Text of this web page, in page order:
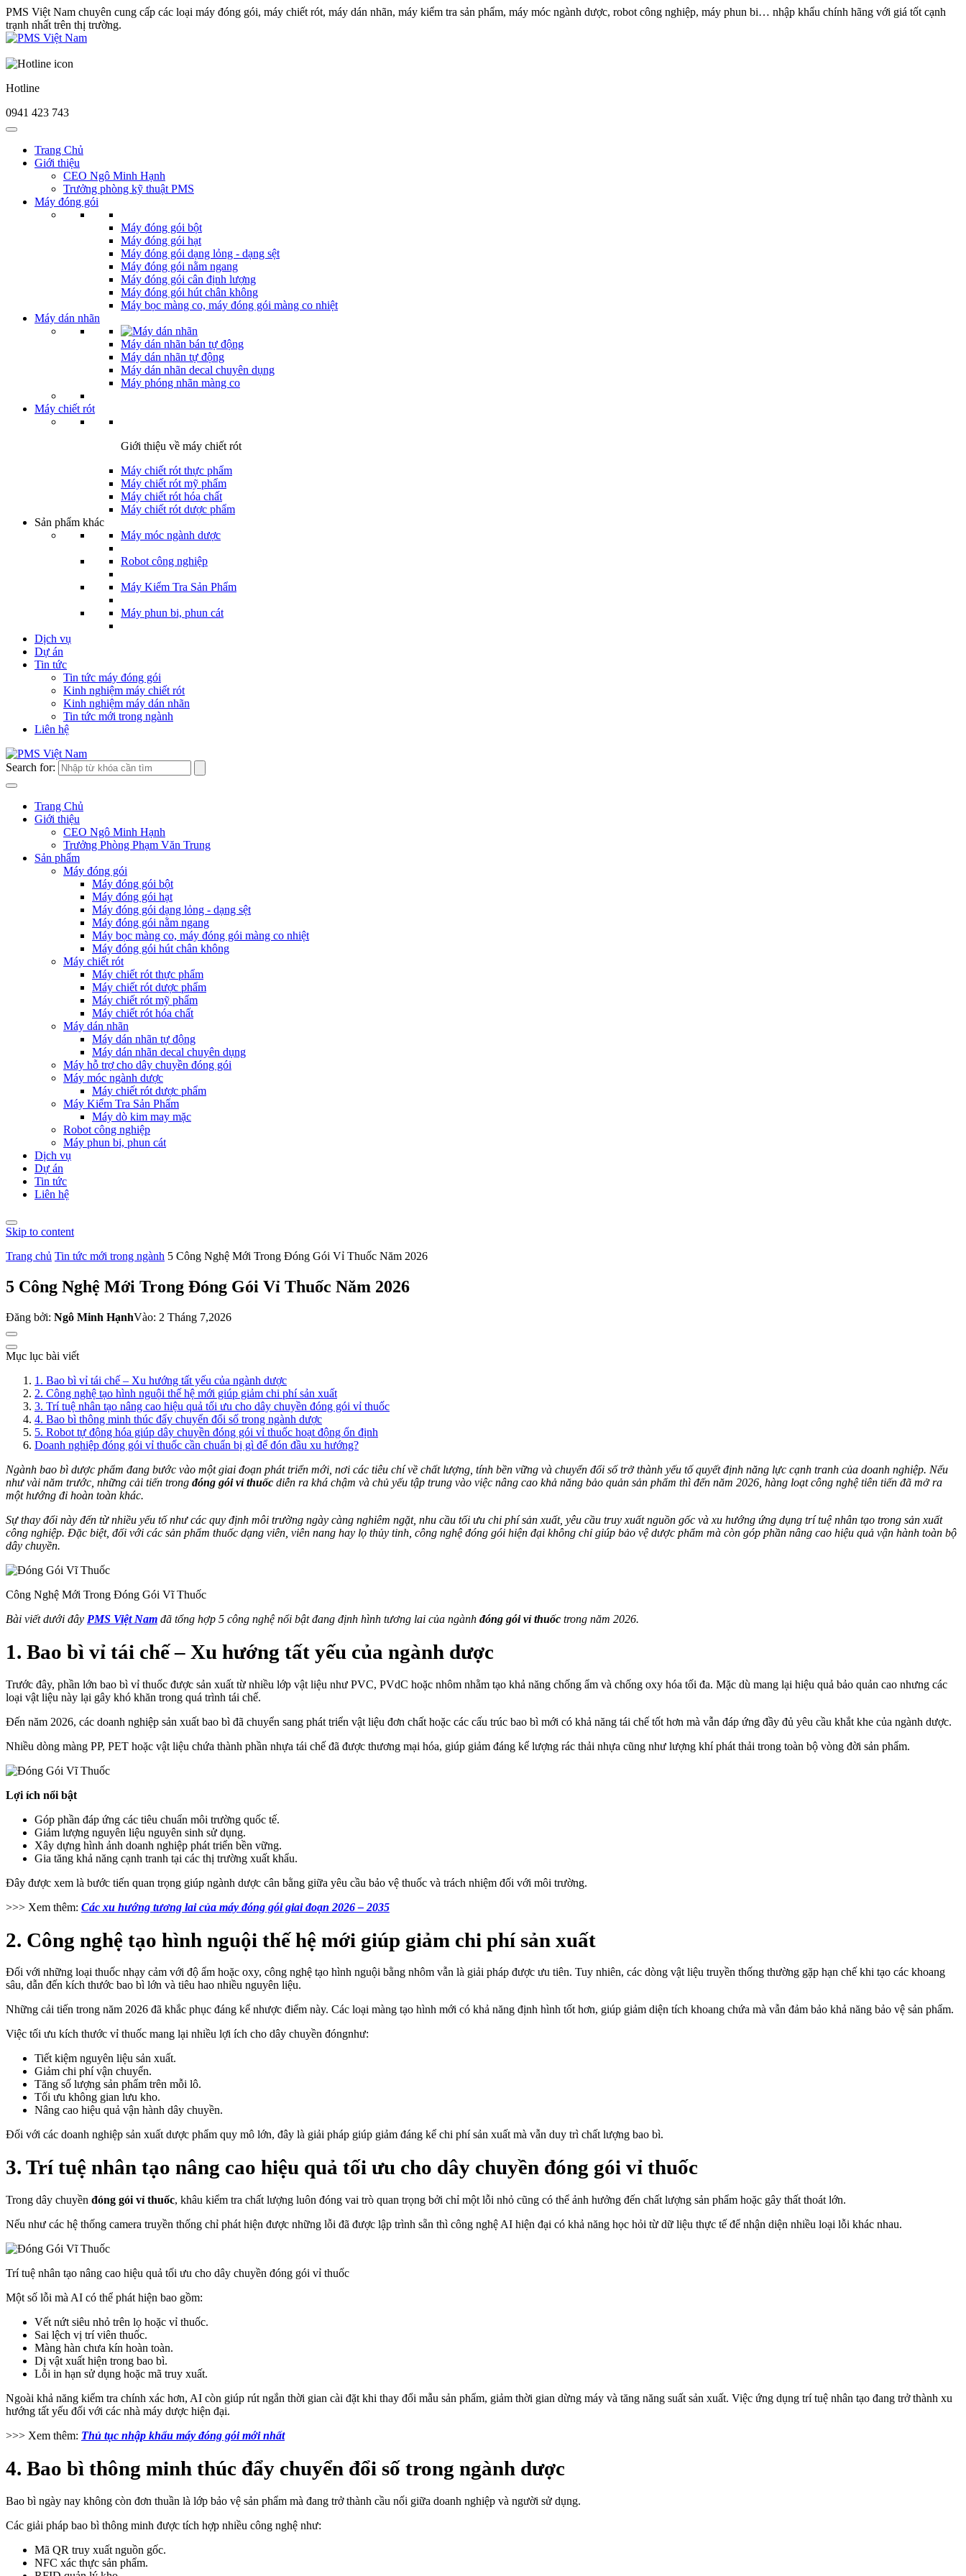
PMS Việt Nam chuyên cung cấp các loại máy đóng gói, máy chiết rót, máy dán nhãn, máy kiểm tra sản phẩm, máy móc ngành dược, robot công nghiệp, máy phun bi… nhập khẩu chính hãng với giá tốt cạnh
trạnh nhất trên thị trường.
Hotline
0941 423 743
Trang Chủ
Giới thiệu
CEO Ngô Minh Hạnh
Trưởng phòng kỹ thuật PMS
Máy đóng gói
Máy đóng gói bột
Máy đóng gói hạt
Máy đóng gói dạng lỏng - dạng sệt
Máy đóng gói nằm ngang
Máy đóng gói cân định lượng
Máy đóng gói hút chân không
Máy bọc màng co, máy đóng gói màng co nhiệt
Máy dán nhãn
Máy dán nhãn bán tự động
Máy dán nhãn tự động
Máy dán nhãn decal chuyên dụng
Máy phóng nhãn màng co
Máy chiết rót
Giới thiệu về máy chiết rót
Máy chiết rót thực phẩm
Máy chiết rót mỹ phẩm
Máy chiết rót hóa chất
Máy chiết rót dược phẩm
Sản phẩm khác
Máy móc ngành dược
Robot công nghiệp
Máy Kiểm Tra Sản Phẩm
Máy phun bi, phun cát
Dịch vụ
Dự án
Tin tức
Tin tức máy đóng gói
Kinh nghiệm máy chiết rót
Kinh nghiệm máy dán nhãn
Tin tức mới trong ngành
Liên hệ
Search for:
Trang Chủ
Giới thiệu
CEO Ngô Minh Hạnh
Trưởng Phòng Phạm Văn Trung
Sản phẩm
Máy đóng gói
Máy đóng gói bột
Máy đóng gói hạt
Máy đóng gói dạng lỏng - dạng sệt
Máy đóng gói nằm ngang
Máy bọc màng co, máy đóng gói màng co nhiệt
Máy đóng gói hút chân không
Máy chiết rót
Máy chiết rót thực phẩm
Máy chiết rót dược phẩm
Máy chiết rót mỹ phẩm
Máy chiết rót hóa chất
Máy dán nhãn
Máy dán nhãn tự động
Máy dán nhãn decal chuyên dụng
Máy hỗ trợ cho dây chuyền đóng gói
Máy móc ngành dược
Máy chiết rót dược phẩm
Máy Kiểm Tra Sản Phẩm
Máy dò kim may mặc
Robot công nghiệp
Máy phun bi, phun cát
Dịch vụ
Dự án
Tin tức
Liên hệ
Skip to content
Trang chủ Tin tức mới trong ngành 5 Công Nghệ Mới Trong Đóng Gói Vỉ Thuốc Năm 2026
5 Công Nghệ Mới Trong Đóng Gói Vỉ Thuốc Năm 2026
Đăng bởi: Ngô Minh HạnhVào: 2 Tháng 7,2026
Mục lục bài viết
1. Bao bì vỉ tái chế – Xu hướng tất yếu của ngành dược
2. Công nghệ tạo hình nguội thế hệ mới giúp giảm chi phí sản xuất
3. Trí tuệ nhân tạo nâng cao hiệu quả tối ưu cho dây chuyền đóng gói vỉ thuốc
4. Bao bì thông minh thúc đẩy chuyển đổi số trong ngành dược
5. Robot tự động hóa giúp dây chuyền đóng gói vỉ thuốc hoạt động ổn định
Doanh nghiệp đóng gói vỉ thuốc cần chuẩn bị gì để đón đầu xu hướng?
Ngành bao bì dược phẩm đang bước vào một giai đoạn phát triển mới, nơi các tiêu chí về chất lượng, tính bền vững và chuyển đổi số trở thành yếu tố quyết định năng lực cạnh tranh của doanh nghiệp. Nếu
như vài năm trước, những cải tiến trong đóng gói vỉ thuốc diễn ra khá chậm và chủ yếu tập trung vào việc nâng cao khả năng bảo quản sản phẩm thì đến năm 2026, hàng loạt công nghệ tiên tiến đã mở ra
một hướng đi hoàn toàn khác.
Sự thay đổi này đến từ nhiều yếu tố như các quy định môi trường ngày càng nghiêm ngặt, nhu cầu tối ưu chi phí sản xuất, yêu cầu truy xuất nguồn gốc và xu hướng ứng dụng trí tuệ nhân tạo trong sản xuất
công nghiệp. Đặc biệt, đối với các sản phẩm thuốc dạng viên, viên nang hay lọ thủy tinh, công nghệ đóng gói hiện đại không chỉ giúp bảo vệ dược phẩm mà còn góp phần nâng cao hiệu quả vận hành toàn bộ
dây chuyền.
Công Nghệ Mới Trong Đóng Gói Vĩ Thuốc
Bài viết dưới đây PMS Việt Nam đã tổng hợp 5 công nghệ nổi bật đang định hình tương lai của ngành đóng gói vỉ thuốc trong năm 2026.
1. Bao bì vỉ tái chế – Xu hướng tất yếu của ngành dược
Trước đây, phần lớn bao bì vỉ thuốc được sản xuất từ nhiều lớp vật liệu như PVC, PVdC hoặc nhôm nhằm tạo khả năng chống ẩm và chống oxy hóa tối đa. Mặc dù mang lại hiệu quả bảo quản cao nhưng các
loại vật liệu này lại gây khó khăn trong quá trình tái chế.
Đến năm 2026, các doanh nghiệp sản xuất bao bì đã chuyển sang phát triển vật liệu đơn chất hoặc các cấu trúc bao bì mới có khả năng tái chế tốt hơn mà vẫn đáp ứng đầy đủ yêu cầu khắt khe của ngành dược.
Nhiều dòng màng PP, PET hoặc vật liệu chứa thành phần nhựa tái chế đã được thương mại hóa, giúp giảm đáng kể lượng rác thải nhựa cũng như lượng khí phát thải trong toàn bộ vòng đời sản phẩm.
Lợi ích nổi bật
Góp phần đáp ứng các tiêu chuẩn môi trường quốc tế.
Giảm lượng nguyên liệu nguyên sinh sử dụng.
Xây dựng hình ảnh doanh nghiệp phát triển bền vững.
Gia tăng khả năng cạnh tranh tại các thị trường xuất khẩu.
Đây được xem là bước tiến quan trọng giúp ngành dược cân bằng giữa yêu cầu bảo vệ thuốc và trách nhiệm đối với môi trường.
>>> Xem thêm: Các xu hướng tương lai của máy đóng gói giai đoạn 2026 – 2035
2. Công nghệ tạo hình nguội thế hệ mới giúp giảm chi phí sản xuất
Đối với những loại thuốc nhạy cảm với độ ẩm hoặc oxy, công nghệ tạo hình nguội bằng nhôm vẫn là giải pháp được ưu tiên. Tuy nhiên, các dòng vật liệu truyền thống thường gặp hạn chế khi tạo các khoang
sâu, dẫn đến kích thước bao bì lớn và tiêu hao nhiều nguyên liệu.
Những cải tiến trong năm 2026 đã khắc phục đáng kể nhược điểm này. Các loại màng tạo hình mới có khả năng định hình tốt hơn, giúp giảm diện tích khoang chứa mà vẫn đảm bảo khả năng bảo vệ sản phẩm.
Việc tối ưu kích thước vỉ thuốc mang lại nhiều lợi ích cho dây chuyền đóngnhư:
Tiết kiệm nguyên liệu sản xuất.
Giảm chi phí vận chuyển.
Tăng số lượng sản phẩm trên mỗi lô.
Tối ưu không gian lưu kho.
Nâng cao hiệu quả vận hành dây chuyền.
Đối với các doanh nghiệp sản xuất dược phẩm quy mô lớn, đây là giải pháp giúp giảm đáng kể chi phí sản xuất mà vẫn duy trì chất lượng bao bì.
3. Trí tuệ nhân tạo nâng cao hiệu quả tối ưu cho dây chuyền đóng gói vỉ thuốc
Trong dây chuyền đóng gói vỉ thuốc, khâu kiểm tra chất lượng luôn đóng vai trò quan trọng bởi chỉ một lỗi nhỏ cũng có thể ảnh hưởng đến chất lượng sản phẩm hoặc gây thất thoát lớn.
Nếu như các hệ thống camera truyền thống chỉ phát hiện được những lỗi đã được lập trình sẵn thì công nghệ AI hiện đại có khả năng học hỏi từ dữ liệu thực tế để nhận diện nhiều loại lỗi khác nhau.
Trí tuệ nhân tạo nâng cao hiệu quả tối ưu cho dây chuyền đóng gói vỉ thuốc
Một số lỗi mà AI có thể phát hiện bao gồm:
Vết nứt siêu nhỏ trên lọ hoặc vỉ thuốc.
Sai lệch vị trí viên thuốc.
Màng hàn chưa kín hoàn toàn.
Dị vật xuất hiện trong bao bì.
Lỗi in hạn sử dụng hoặc mã truy xuất.
Ngoài khả năng kiểm tra chính xác hơn, AI còn giúp rút ngắn thời gian cài đặt khi thay đổi mẫu sản phẩm, giảm thời gian dừng máy và tăng năng suất sản xuất. Việc ứng dụng trí tuệ nhân tạo đang trở thành xu
hướng tất yếu đối với các nhà máy dược hiện đại.
>>> Xem thêm: Thủ tục nhập khẩu máy đóng gói mới nhất
4. Bao bì thông minh thúc đẩy chuyển đổi số trong ngành dược
Bao bì ngày nay không còn đơn thuần là lớp bảo vệ sản phẩm mà đang trở thành cầu nối giữa doanh nghiệp và người sử dụng.
Các giải pháp bao bì thông minh được tích hợp nhiều công nghệ như:
Mã QR truy xuất nguồn gốc.
NFC xác thực sản phẩm.